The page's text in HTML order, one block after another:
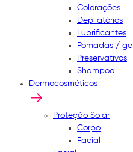
Colorações
Depilatórios
Lubrificantes
Pomadas / gel
Preservativos
Shampoo
Dermocosméticos
Proteção Solar
Corpo
Facial